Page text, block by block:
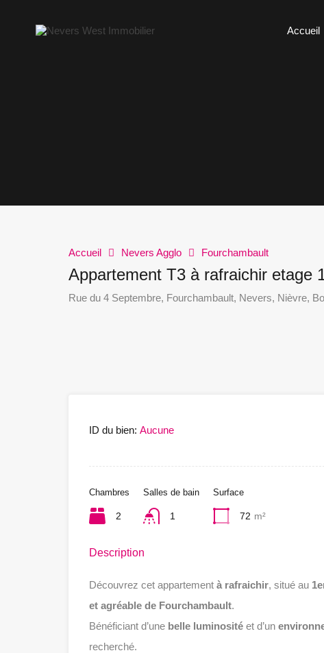
Accueil
Accueil Nevers Agglo Fourchambault
Appartement T3 à rafraichir etage
Rue du 4 Septembre, Fourchambault, Nevers, Nièvre,
ID du bien: Aucune
Chambres
2
Salles de bain
1
Surface
72 m²
Description
Découvrez cet appartement à rafraichir, situé au
et agréable de Fourchambault.
Bénéficiant d’une belle luminosité et d’un
recherché.